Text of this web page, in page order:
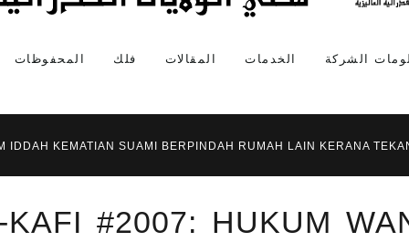
الشركة الخدمات المقالات فلك المحفوظات
IDDAH KEMATIAN SUAMI BERPINDAH RUMAH LAIN KERANA
KAFI #2007: HUKUM